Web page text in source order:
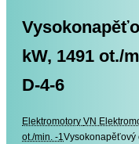
kW, 1491 ot./
D-4-6
Elektromotory VN
ot./min. -1Vysokonapěťový